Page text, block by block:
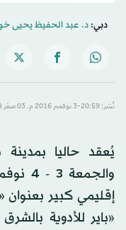
دبي:د. عبد الحفيظ يحيى
نُشر: 20:59-3 نوفمبر 2016 م ـ 03 صفَر 1438 هـ
يُعقد حاليا